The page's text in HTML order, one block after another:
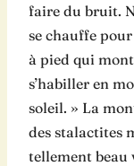
faire du bruit.
se chauffe
à pied qui
s’habiller en
soleil. » La
des stalactites
tellement beau